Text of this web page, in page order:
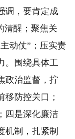
调，要肯定成
清醒；聚焦关
动仗”；压实责
。围绕具体工
政治监督，拧
防控关口；
四是深化廉洁
机制，扎紧制